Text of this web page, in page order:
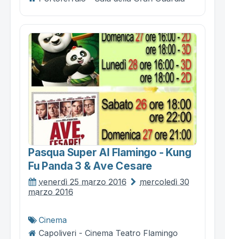
Pasqua Super Al Flamingo - Kung
Fu Panda 3 & Ave Cesare
venerdì 25 marzo 2016
mercoledì 30
marzo 2016
Cinema
Capoliveri - Cinema Teatro Flamingo